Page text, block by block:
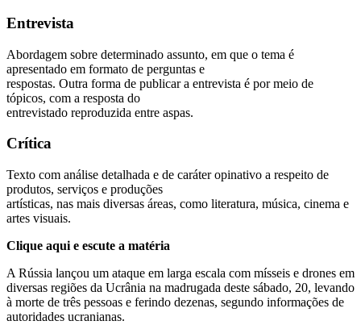
Entrevista
Abordagem sobre determinado assunto, em que o tema é
apresentado em formato de perguntas e
respostas. Outra forma de publicar a entrevista é por meio de
tópicos, com a resposta do
entrevistado reproduzida entre aspas.
Crítica
Texto com análise detalhada e de caráter opinativo a respeito de
produtos, serviços e produções
artísticas, nas mais diversas áreas, como literatura, música, cinema e
artes visuais.
Clique aqui e escute a matéria
A Rússia lançou um ataque em larga escala com mísseis e drones em
diversas regiões da Ucrânia na madrugada deste sábado, 20, levando
à morte de três pessoas e ferindo dezenas, segundo informações de
autoridades ucranianas.